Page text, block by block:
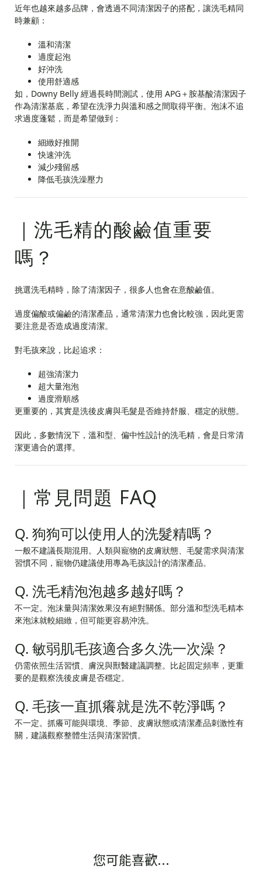
近年也越來越多品牌，會透過不同清潔因子的搭配，讓洗毛精同
時兼顧：
溫和清潔
適度起泡
好沖洗
使用舒適感
如，Downy Belly 經過長時間測試，使用 APG＋胺基酸清潔因子
作為清潔基底，希望在洗淨力與溫和感之間取得平衡。泡沫不追
求過度蓬鬆，而是希望做到：
細緻好推開
快速沖洗
減少殘留感
降低毛孩洗澡壓力
｜洗毛精的酸鹼值重要
嗎？
挑選洗毛精時，除了清潔因子，很多人也會在意酸鹼值。
過度偏酸或偏鹼的清潔產品，通常清潔力也會比較強，因此更需
要注意是否造成過度清潔。
對毛孩來說，比起追求：
超強清潔力
超大量泡泡
過度滑順感
更重要的，其實是洗後皮膚與毛髮是否維持舒服、穩定的狀態。
因此，多數情況下，溫和型、偏中性設計的洗毛精，會是日常清
潔更適合的選擇。
｜常見問題 FAQ
Q. 狗狗可以使用人的洗髮精嗎？
一般不建議長期混用。人類與寵物的皮膚狀態、毛髮需求與清潔
習慣不同，寵物仍建議使用專為毛孩設計的清潔產品。
Q. 洗毛精泡泡越多越好嗎？
不一定。泡沫量與清潔效果沒有絕對關係。部分溫和型洗毛精本
來泡沫就較細緻，但可能更容易沖洗。
Q. 敏弱肌毛孩適合多久洗一次澡？
仍需依照生活習慣、膚況與獸醫建議調整。比起固定頻率，更重
要的是觀察洗後皮膚是否穩定。
Q. 毛孩一直抓癢就是洗不乾淨嗎？
不一定。抓癢可能與環境、季節、皮膚狀態或清潔產品刺激性有
關，建議觀察整體生活與清潔習慣。
您可能喜歡...